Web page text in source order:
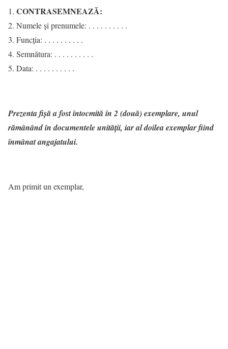
CONTRASEMNEAZĂ:
Numele şi prenumele: . . . . . . . . . .
Funcţia: . . . . . . . . . .
Semnătura: . . . . . . . . . .
Data: . . . . . . . . . .
Prezenta fişă a fost întocmită în 2 (două) exemplare, unul
rămânând în documentele unității, iar al doilea exemplar fiind
înmânat angajatului.
Am primit un exemplar,